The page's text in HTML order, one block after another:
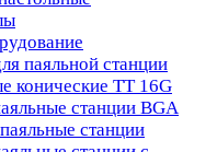
паяльной станции
конические TT 16G
станции BGA
станции